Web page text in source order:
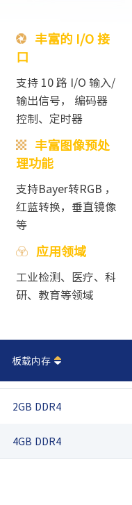
丰富的 I/O 接
口
支持 10 路 I/O 输入/
输出信号， 编码器
控制、定时器
丰富图像预处
理功能
支持Bayer转RGB ，
红蓝转换，垂直镜像
等
应用领域
工业检测、医疗、科
研、教育等领域
板载内存
2GB DDR4
4GB DDR4